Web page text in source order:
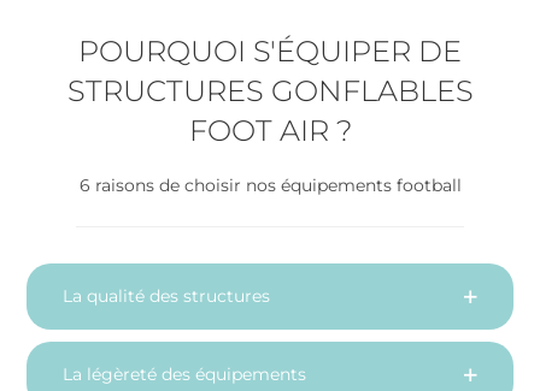
POURQUOI S'ÉQUIPER DE
STRUCTURES GONFLABLES
FOOT AIR ?
6 raisons de choisir nos équipements football
La qualité des structures
La légèreté des équipements